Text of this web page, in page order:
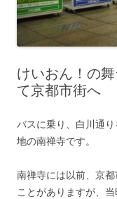
けいおん！の
て京都市街へ
バスに乗り、白川通
地の南禅寺です。
南禅寺には以前、京
ことがありますが、